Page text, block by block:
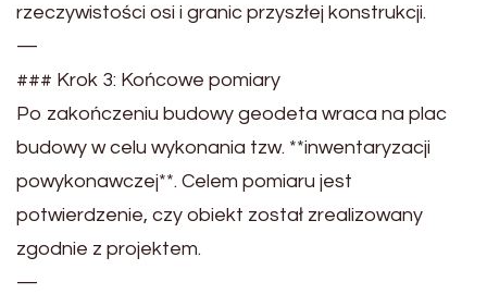
rzeczywistości osi i granic przyszłej konstrukcji.
—
### Krok 3: Końcowe pomiary
Po zakończeniu budowy geodeta wraca na plac
budowy w celu wykonania tzw. **inwentaryzacji
powykonawczej**. Celem pomiaru jest
potwierdzenie, czy obiekt został zrealizowany
zgodnie z projektem.
—